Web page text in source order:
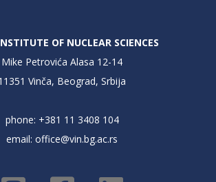
OF NUCLEAR SCIENCES
Mike Petrovića Alasa 12-14
Vinča, Beograd, Srbija
phone: +381 11 3408 104
email: office@vin.bg.ac.rs